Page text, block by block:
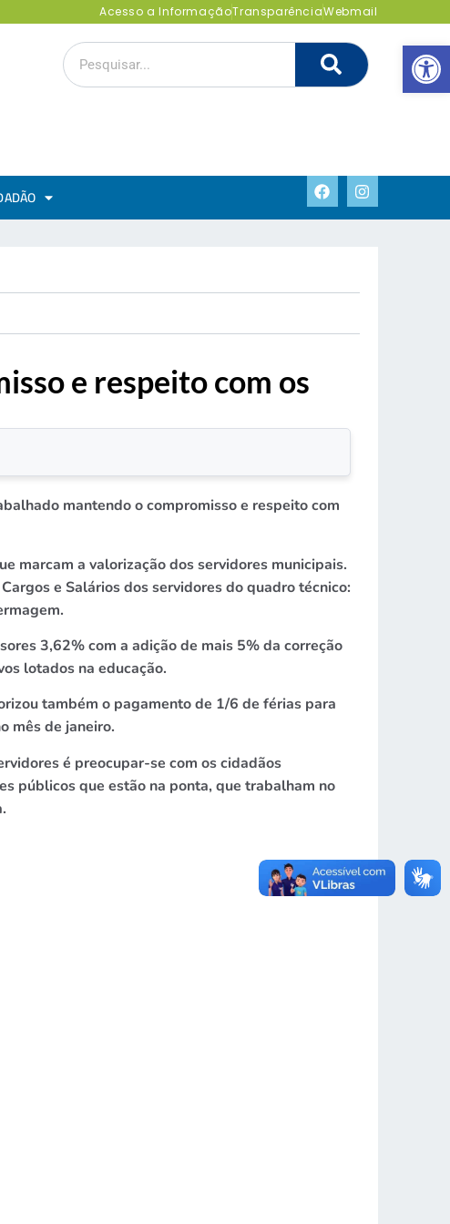
Abrir
Acesso a InformaçãoTransparênciaWebmail
e respeito com os
mantendo o compromisso e respeito com
marcam a valorização dos servidores municipais.
e Salários dos servidores do quadro técnico:
3,62% com a adição de mais 5% da correção
lotados na educação.
também o pagamento de 1/6 de férias para
mês de janeiro.
é preocupar-se com os cidadãos
públicos que estão na ponta, que trabalham no